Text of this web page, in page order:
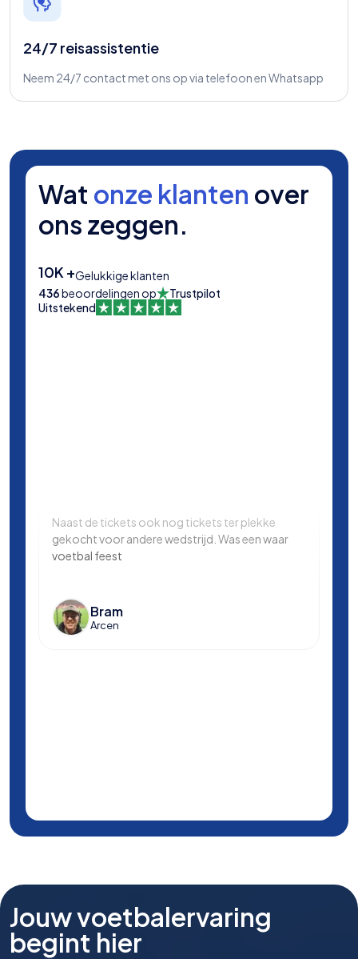
24/7 reisassistentie
Neem 24/7 contact met ons op via telefoon en Whatsapp
Wat onze klanten over
ons zeggen.
10K +Gelukkige klanten
436beoordelingen op
Trustpilot
Uitstekend
Naast de tickets ook nog tickets ter plekke
gekocht voor andere wedstrijd. Was een waar
voetbal feest
Bram
Arcen
Jouw voetbalervaring
begint hier